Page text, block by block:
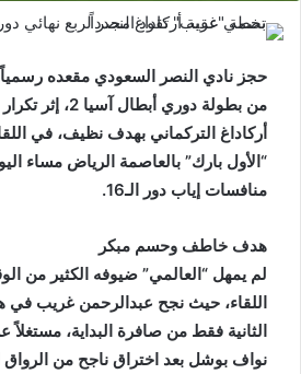
حجز نادي النصر السعودي مقعده رسمياً
من بطولة دوري
أركاداغ التركماني بهدف نظيف، في
“الأول بارك” بالعاصمة الرياض مساء
منافسات إياب دور الـ16.
هدف خاطف وحسم مبكر
لم يمهل “العالمي” ضيوفه الكثير من
اللقاء، حيث نجح عبدالرحمن غريب في
الثانية فقط من صافرة البداية، مستغلاً
نواف بوشل بعد اختراق ناجح من الرواق